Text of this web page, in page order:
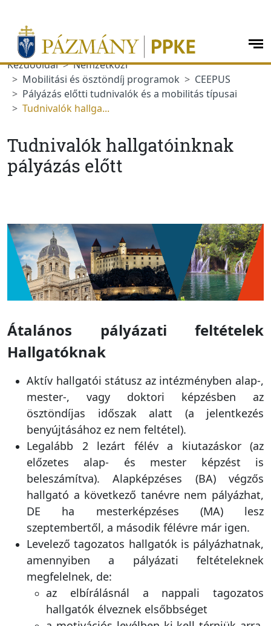
Kezdőoldal
Nemzetközi
Mobilitási és ösztöndíj programok
Pályázás előtti tudnivalók és a mobilitás típusai
Tudnivalók hallga...
Tudnivalók hallgatóinknak
pályázás előtt
Átalános pályázati feltételek
Hallgatóknak
Aktív hallgatói státusz az intézményben alap-,
mester-, vagy doktori képzésben az
ösztöndíjas időszak alatt (a jelentkezés
benyújtásához ez nem feltétel).
Legalább 2 lezárt félév a kiutazáskor (az
előzetes alap- és mester képzést is
beleszámítva). Alapképzéses (BA) végzős
hallgató a következő tanévre nem pályázhat,
DE ha mesterképzéses (MA) lesz
szeptembertől, a második félévre már igen.
Levelező tagozatos hallgatók is pályázhatnak,
amennyiben a pályázati feltételeknek
megfelelnek, de:
az elbírálásnál a nappali tagozatos
hallgatók élveznek elsőbbséget
a motivációs levélben ki kell térniük arra,